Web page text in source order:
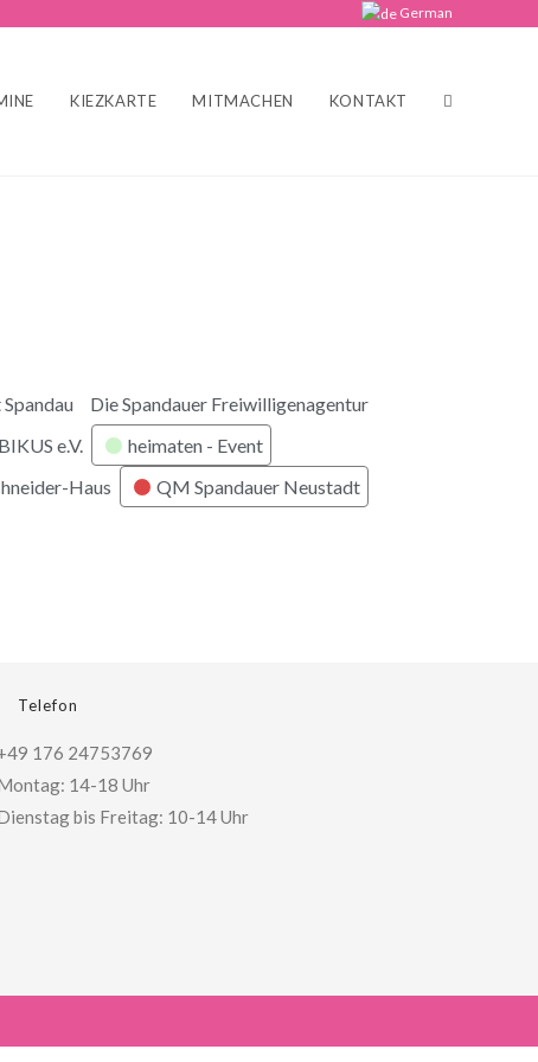
German
KIEZKARTE MITMACHEN KONTAKT
Die Spandauer Freiwilligenagentur
e.V.
heimaten - Event
Haus
QM Spandauer Neustadt
Telefon
176 24753769
14-18 Uhr
bis Freitag: 10-14 Uhr